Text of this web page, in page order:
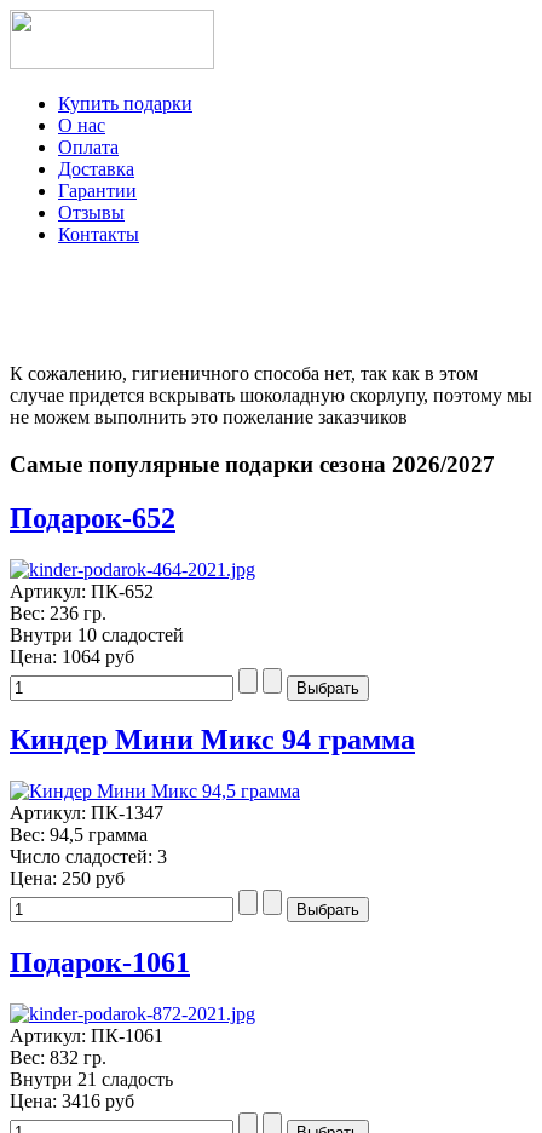
Купить подарки
О нас
Оплата
Доставка
Гарантии
Отзывы
Контакты
К сожалению, гигиеничного способа нет, так как в этом
случае придется вскрывать шоколадную скорлупу, поэтому мы
не можем выполнить это пожелание заказчиков
Самые популярные подарки сезона 2026/2027
Подарок-652
Артикул: ПК-652
Вес: 236 гр.
Внутри 10 сладостей
Цена: 1064 руб
Киндер Мини Микс 94 грамма
Артикул: ПК-1347
Вес: 94,5 грамма
Число сладостей: 3
Цена: 250 руб
Подарок-1061
Артикул: ПК-1061
Вес: 832 гр.
Внутри 21 сладость
Цена: 3416 руб